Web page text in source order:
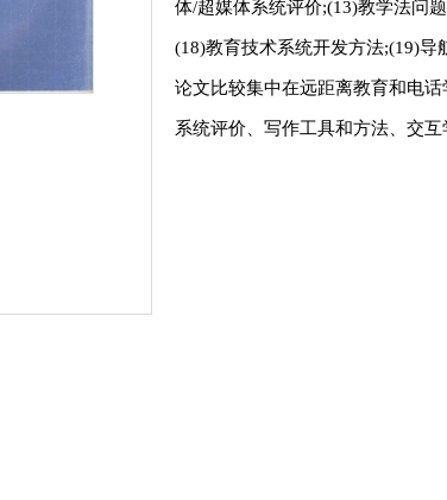
体/超媒体系统评价;(13)教学法问
(18)教育技术系统开发方法;(19)导
论文比较集中在远距离教育和电
系统评价、写作工具和方法、交互